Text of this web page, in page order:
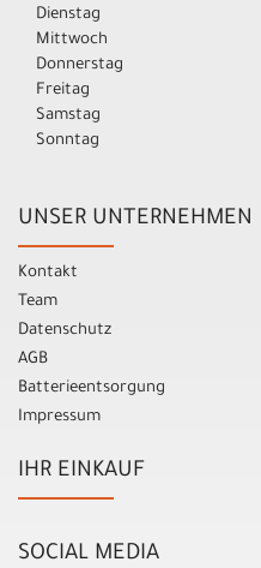
Dienstag
Mittwoch
Donnerstag
Freitag
Samstag
Sonntag
UNSER UNTERNEHMEN
Kontakt
Team
Datenschutz
AGB
Batterieentsorgung
Impressum
IHR EINKAUF
SOCIAL MEDIA